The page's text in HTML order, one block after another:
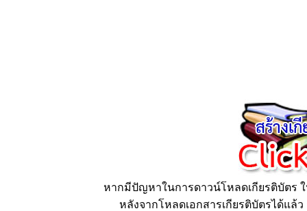
หากมีปัญหาในการดาวน์โหลดเกียรติบัตร
หลังจากโหลดเอกสารเกียรติบัตรได้แล้